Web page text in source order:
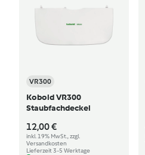
VR300
Kobold VR300
Staubfachdeckel
12,00 €
inkl. 19% MwSt., zzgl.
Versandkosten
Lieferzeit 3-5 Werktage